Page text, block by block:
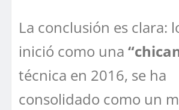
La conclusión es clara:
inició como una
técnica en 2016, se ha
consolidado como un